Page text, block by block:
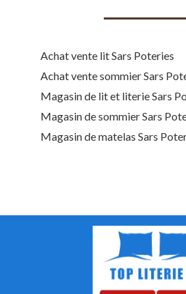
Achat vente lit Sars Poteries
Achat vente sommier Sars
Magasin de lit et literie Sars
Magasin de sommier Sars
Magasin de matelas Sars